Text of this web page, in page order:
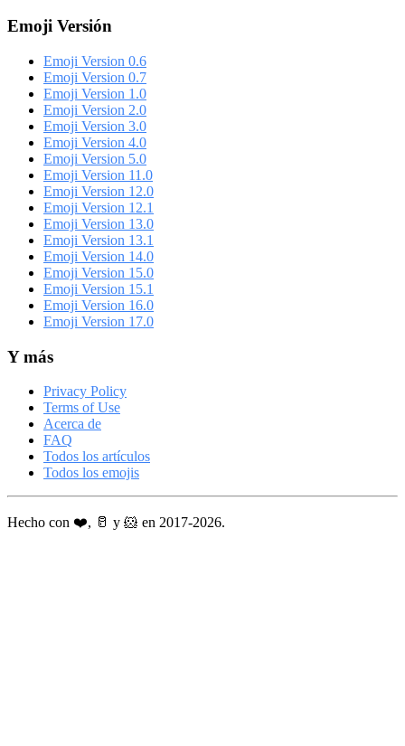
Emoji Versión
Emoji Version 0.6
Emoji Version 0.7
Emoji Version 1.0
Emoji Version 2.0
Emoji Version 3.0
Emoji Version 4.0
Emoji Version 5.0
Emoji Version 11.0
Emoji Version 12.0
Emoji Version 12.1
Emoji Version 13.0
Emoji Version 13.1
Emoji Version 14.0
Emoji Version 15.0
Emoji Version 15.1
Emoji Version 16.0
Emoji Version 17.0
Y más
Privacy Policy
Terms of Use
Acerca de
FAQ
Todos los artículos
Todos los emojis
Hecho con ❤️, 🥛 y 🐹 en 2017-2026.